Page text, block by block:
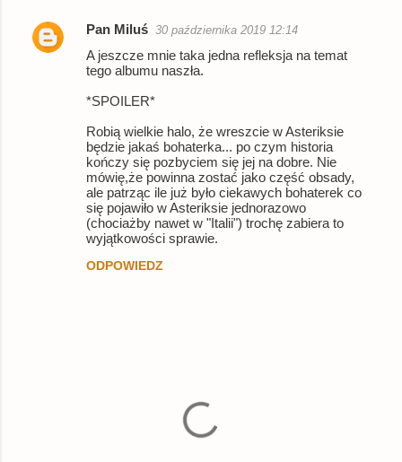
Pan Miluś 30 października 2019 12:14
A jeszcze mnie taka jedna refleksja na temat
tego albumu naszła.
*SPOILER*
Robią wielkie halo, że wreszcie w Asteriksie
będzie jakaś bohaterka... po czym historia
kończy się pozbyciem się jej na dobre. Nie
mówię,że powinna zostać jako część obsady,
ale patrząc ile już było ciekawych bohaterek co
się pojawiło w Asteriksie jednorazowo
(chociażby nawet w "Italii") trochę zabiera to
wyjątkowości sprawie.
ODPOWIEDZ